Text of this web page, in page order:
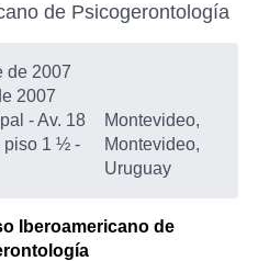
de Psicogerontología
de 2007
2007
- Av. 18
piso 1 ½ -
Montevideo,
Montevideo,
Uruguay
Iberoamericano de